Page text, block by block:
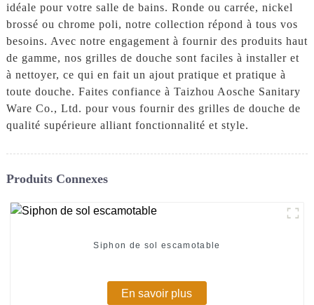
idéale pour votre salle de bains. Ronde ou carrée, nickel
brossé ou chrome poli, notre collection répond à tous vos
besoins. Avec notre engagement à fournir des produits haut
de gamme, nos grilles de douche sont faciles à installer et
à nettoyer, ce qui en fait un ajout pratique et pratique à
toute douche. Faites confiance à Taizhou Aosche Sanitary
Ware Co., Ltd. pour vous fournir des grilles de douche de
qualité supérieure alliant fonctionnalité et style.
Produits Connexes
Siphon de sol escamotable
En savoir plus